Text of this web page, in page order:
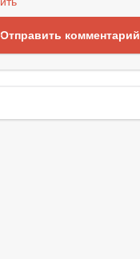
Отправить комментарий